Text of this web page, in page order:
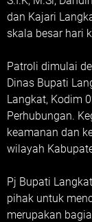
dan Kajari
skala besar hari
Patroli dimulai
Dinas Bupati
Langkat, Kodim
Perhubungan.
keamanan dan
wilayah
Pj Bupati
pihak untuk
merupakan